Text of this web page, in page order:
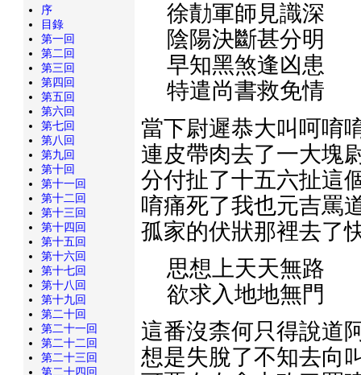
徐勣軍師見識深
陰陽決斷甚分明
早知黑煞逢凶患
特遣尚書救免情
當下尉遲恭大叫呵唷
連皮帶肉去了一大塊
分付扯了十五六扯這
唷痛死了我也元吉罵
孤家的伏狀那裡去了
思想上天天無路
欲求入地地無門
這番沒柰何只得說道
想是失脫了不知去向
序
目錄
第一回
第二回
第三回
第四回
第五回
第六回
第七回
第八回
第九回
第十回
第十一回
第十二回
第十三回
第十四回
第十五回
第十六回
第十七回
第十八回
第十九回
第二十回
第二十一回
第二十二回
第二十三回
第二十四回